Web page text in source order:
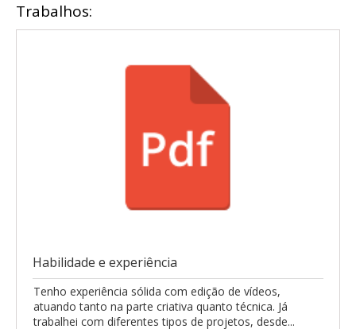
Trabalhos:
Habilidade e experiência
Tenho experiência sólida com edição de vídeos,
atuando tanto na parte criativa quanto técnica. Já
trabalhei com diferentes tipos de projetos, desde...